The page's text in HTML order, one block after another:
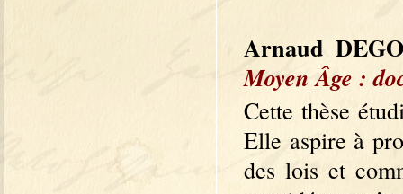
Arnaud
Moyen Âge :
Cette thèse
Elle aspire à
des lois et